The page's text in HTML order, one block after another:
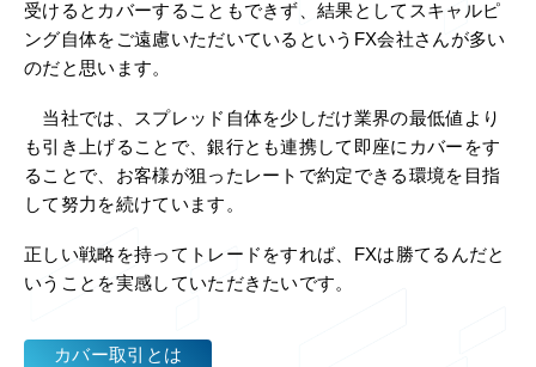
受けるとカバーすることもできず、結果としてスキャルピ
ング自体をご遠慮いただいているというFX会社さんが多い
のだと思います。
当社では、スプレッド自体を少しだけ業界の最低値より
も引き上げることで、銀行とも連携して即座にカバーをす
ることで、お客様が狙ったレートで約定できる環境を目指
して努力を続けています。
正しい戦略を持ってトレードをすれば、FXは勝てるんだと
いうことを実感していただきたいです。
カバー取引とは